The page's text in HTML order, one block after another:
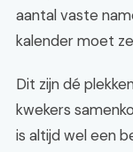
aantal vaste
kalender moet
Dit zijn dé
kwekers
is altijd wel een